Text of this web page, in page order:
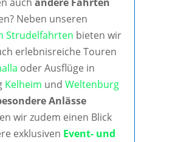
Neben unseren
Strudelfahrten bieten wir
erlebnisreiche Touren
oder Ausflüge in
Kelheim und Weltenburg
Anlässe
wir zudem einen Blick
exklusiven Event- und